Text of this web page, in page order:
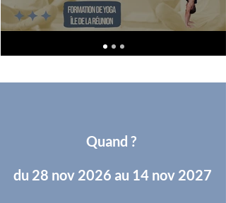
Quand ?
du 28 nov 2026 au 14 nov 2027